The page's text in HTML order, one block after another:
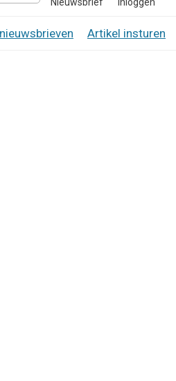
Inloggen
Artikel insturen